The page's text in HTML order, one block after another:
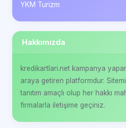
YKM Turizm
Hakkımızda
kredikartlari.net kampanya
araya getiren platformdur.
tanıtım amaçlı olup her hakkı
firmalarla iletişime geçiniz.